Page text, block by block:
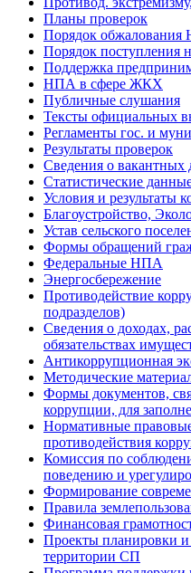
Планы проверок
Порядок
Порядок поступления
Поддержка
НПА в сфере ЖКХ
Публичные слушания
Тексты официальных
Регламенты гос. и
Результаты проверок
Сведения о вакантных
Статистические
Условия и результаты
Благоустройство,
Устав сельского
Формы обращений
Федеральные НПА
Энергосбережение
Противодействие
подразделов)
Сведения о доходах,
обязательствах
Антикоррупционная
Методические
Формы документов,
коррупции, для
Нормативные
противодействия
Комиссия по
поведению и
Формирование
Правила
Финансовая
Проекты планировки
территории СП